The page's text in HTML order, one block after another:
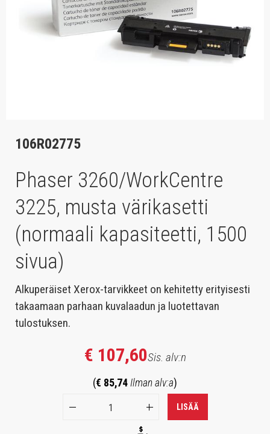
106R02775
Phaser 3260/WorkCentre
3225, musta värikasetti
(normaali kapasiteetti, 1500
sivua)
Alkuperäiset Xerox-tarvikkeet on kehitetty erityisesti
takaamaan parhaan kuvalaadun ja luotettavan
tulostuksen.
€ 107,60Sis. alv:n
(€ 85,74 Ilman alv:a)
LISÄÄ